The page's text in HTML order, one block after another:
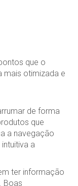
que o
mais otimizada e
de forma
que
a navegação
a
ter informação
Boas